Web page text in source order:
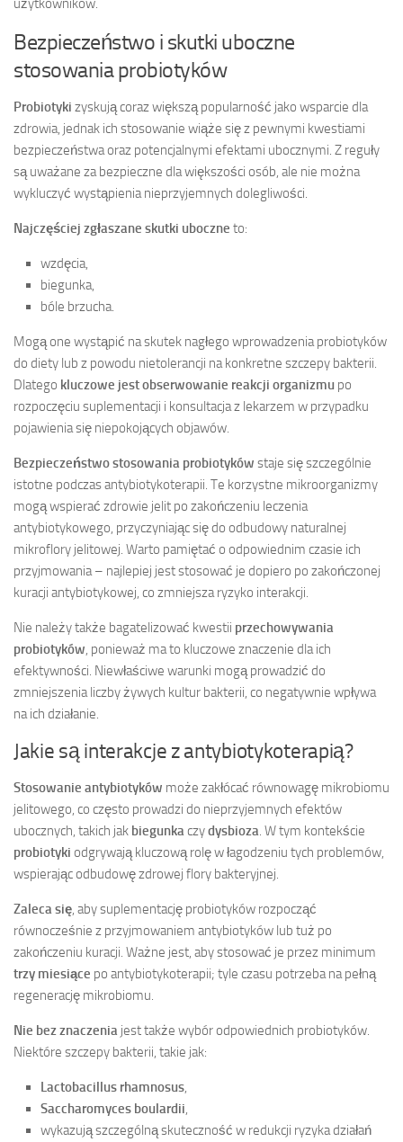
Bezpieczeństwo i skutki uboczne
stosowania probiotyków
Probiotyki zyskują coraz większą popularność jako wsparcie dla
zdrowia, jednak ich stosowanie wiąże się z pewnymi kwestiami
bezpieczeństwa oraz potencjalnymi efektami ubocznymi. Z reguły
są uważane za bezpieczne dla większości osób, ale nie można
wykluczyć wystąpienia nieprzyjemnych dolegliwości.
Najczęściej zgłaszane skutki uboczne to:
wzdęcia,
biegunka,
bóle brzucha.
Mogą one wystąpić na skutek nagłego wprowadzenia probiotyków
do diety lub z powodu nietolerancji na konkretne szczepy bakterii.
Dlatego kluczowe jest obserwowanie reakcji organizmu po
rozpoczęciu suplementacji i konsultacja z lekarzem w przypadku
pojawienia się niepokojących objawów.
Bezpieczeństwo stosowania probiotyków staje się szczególnie
istotne podczas antybiotykoterapii. Te korzystne mikroorganizmy
mogą wspierać zdrowie jelit po zakończeniu leczenia
antybiotykowego, przyczyniając się do odbudowy naturalnej
mikroflory jelitowej. Warto pamiętać o odpowiednim czasie ich
przyjmowania – najlepiej jest stosować je dopiero po zakończonej
kuracji antybiotykowej, co zmniejsza ryzyko interakcji.
Nie należy także bagatelizować kwestii przechowywania
probiotyków , ponieważ ma to kluczowe znaczenie dla ich
efektywności. Niewłaściwe warunki mogą prowadzić do
zmniejszenia liczby żywych kultur bakterii, co negatywnie wpływa
na ich działanie.
Jakie są interakcje z antybiotykoterapią?
Stosowanie antybiotyków może zakłócać równowagę mikrobiomu
jelitowego, co często prowadzi do nieprzyjemnych efektów
ubocznych, takich jak biegunka czydysbioza . W tym kontekście
probiotyki odgrywają kluczową rolę w łagodzeniu tych problemów,
wspierając odbudowę zdrowej flory bakteryjnej.
Zaleca się , aby suplementację probiotyków rozpocząć
równocześnie z przyjmowaniem antybiotyków lub tuż po
zakończeniu kuracji. Ważne jest, aby stosować je przez minimum
trzy miesiące po antybiotykoterapii; tyle czasu potrzeba na pełną
regenerację mikrobiomu.
Nie bez znaczenia jest także wybór odpowiednich probiotyków.
Niektóre szczepy bakterii, takie jak:
Lactobacillus rhamnosus
Saccharomyces boulardii
wykazują szczególną skuteczność w redukcji ryzyka działań